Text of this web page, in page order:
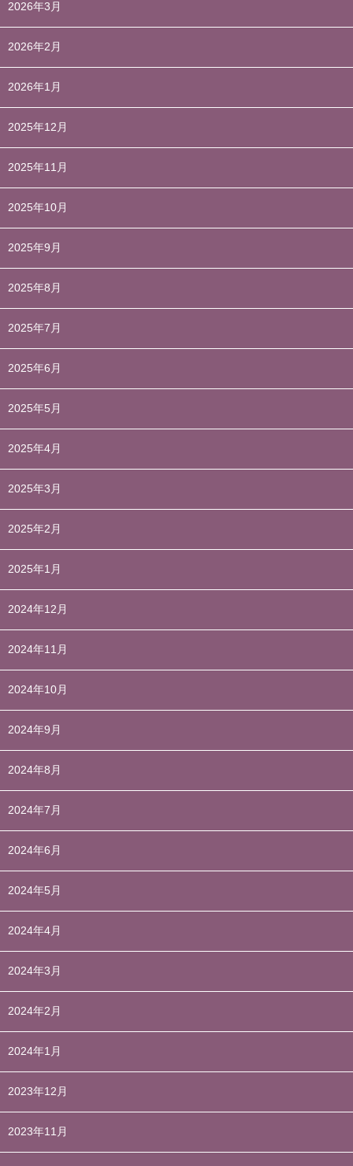
2026年3月
2026年2月
2026年1月
2025年12月
2025年11月
2025年10月
2025年9月
2025年8月
2025年7月
2025年6月
2025年5月
2025年4月
2025年3月
2025年2月
2025年1月
2024年12月
2024年11月
2024年10月
2024年9月
2024年8月
2024年7月
2024年6月
2024年5月
2024年4月
2024年3月
2024年2月
2024年1月
2023年12月
2023年11月